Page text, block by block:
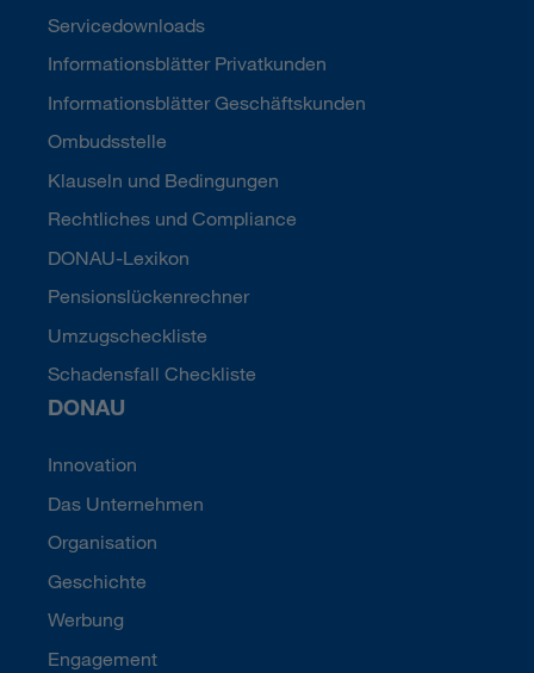
Servicedownloads
Informationsblätter Privatkunden
Informationsblätter Geschäftskunden
Ombudsstelle
Klauseln und Bedingungen
Rechtliches und Compliance
DONAU-Lexikon
Pensionslückenrechner
Umzugscheckliste
Schadensfall Checkliste
DONAU
Innovation
Das Unternehmen
Organisation
Geschichte
Werbung
Engagement